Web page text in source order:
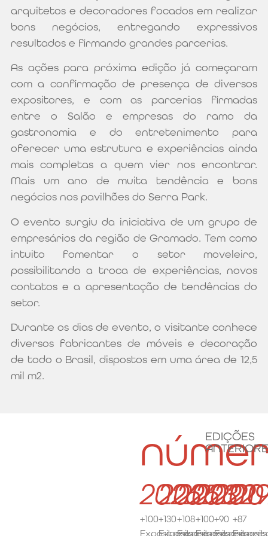
arquitetos e decoradores focados em realizar
bons negócios, entregando expressivos
resultados e firmando grandes parcerias.
As ações para próxima edição já começaram
com a confirmação de presença de diversos
expositores, e com as parcerias firmadas
entre o Salão e empresas do ramo da
gastronomia e do entretenimento para
oferecer uma estrutura e experiências ainda
mais completas a quem vier nos encontrar.
Mais um ano de muita tendência e bons
negócios nos pavilhões do Serra Park.
O evento surgiu da iniciativa de um grupo de
empresários da região de Gramado. Tem como
intuito fomentar o setor moveleiro,
possibilitando a troca de experiências, novos
contatos e a apresentação de tendências do
setor.
Durante os dias de evento, o visitante conhece
diversos fabricantes de móveis e decoração
de todo o Brasil, dispostos em uma área de 12,5
mil m2.
EDIÇÕES
2026
+100
Expositores
2025
+130
Expositores
2023
+108
Expositores
2022
+100
Expositores
+90
Expositores
+87